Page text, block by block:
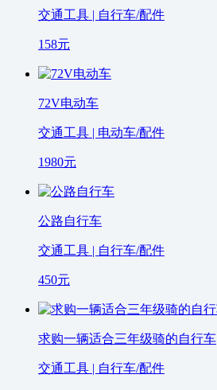
交通工具 | 自行车/配件
158元
72V电动车
交通工具 | 电动车/配件
1980元
公路自行车
交通工具 | 自行车/配件
450元
求购一辆适合三年级骑的自行车
交通工具 | 自行车/配件